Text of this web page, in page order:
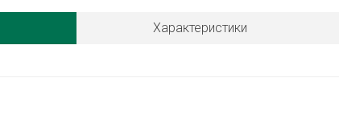
Характеристики